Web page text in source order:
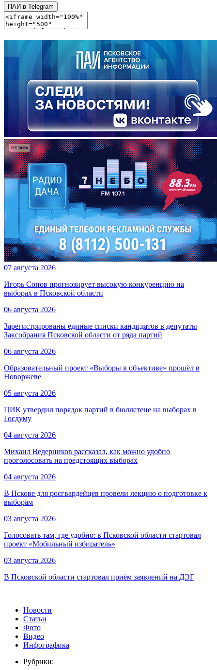
ПАИ в Telegram
07 августа 2026
Игорь Сопов прогнозирует высокую конкуренцию на
выборах в Псковской области
06 августа 2026
Зарегистрированы единые списки кандидатов в депутаты
Заксобрания Псковской области от ряда партий
06 августа 2026
Образовательный проект «Выборы в объективе» прошёл в
Новоржеве
05 августа 2026
ЦИК утвердил порядок партий в бюллетене на выборах в
Госдуму
04 августа 2026
Михаил Ведерников рассказал, как можно удобно
проголосовать на предстоящих выборах
04 августа 2026
В Пскове для росгвардейцев провели лекцию о подготовке к
выборам
03 августа 2026
Голосовать там, где удобно: в Псковской области стартовал
проект «Мобильный избиратель»
03 августа 2026
В Псковской области стартовал приём заявлений на ДЭГ
Новости
Статьи
Фото
Видео
Инфографика
Рубрики: